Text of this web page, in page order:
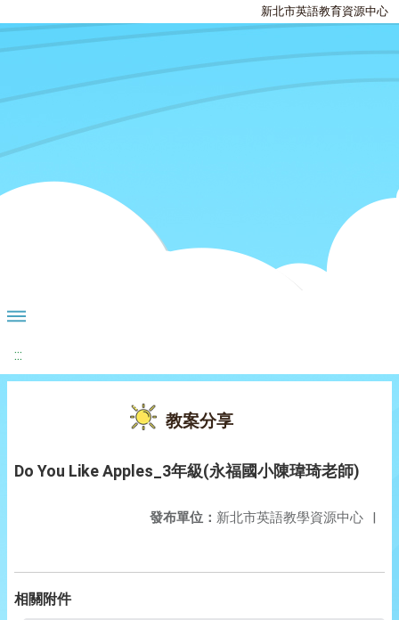
新北市英語教育資源中心
:::
教案分享
Do You Like Apples_3年級(永福國小陳瑋琦老師)
發布單位： 新北市英語教學資源中心 |
相關附件